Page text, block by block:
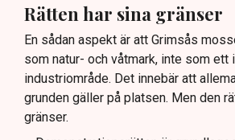
Rätten har sina gränser
En sådan aspekt är att Grimsås
som natur- och våtmark, inte som ett
industriområde. Det innebär att
grunden gäller på platsen. Men den
gränser.